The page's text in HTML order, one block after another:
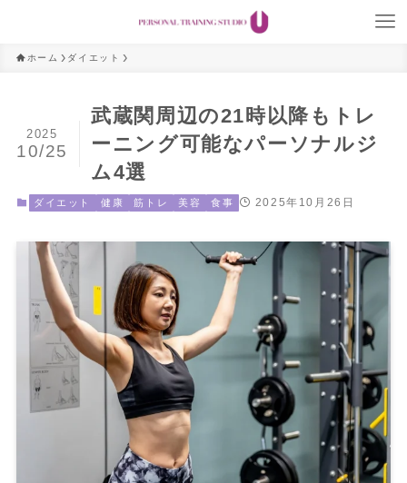
ホーム ダイエット
武蔵関周辺の21時以降もトレ
ーニング可能なパーソナルジ
ム4選
2025
10/25
ダイエット 健康 筋トレ 美容 食事 2025年10月26日